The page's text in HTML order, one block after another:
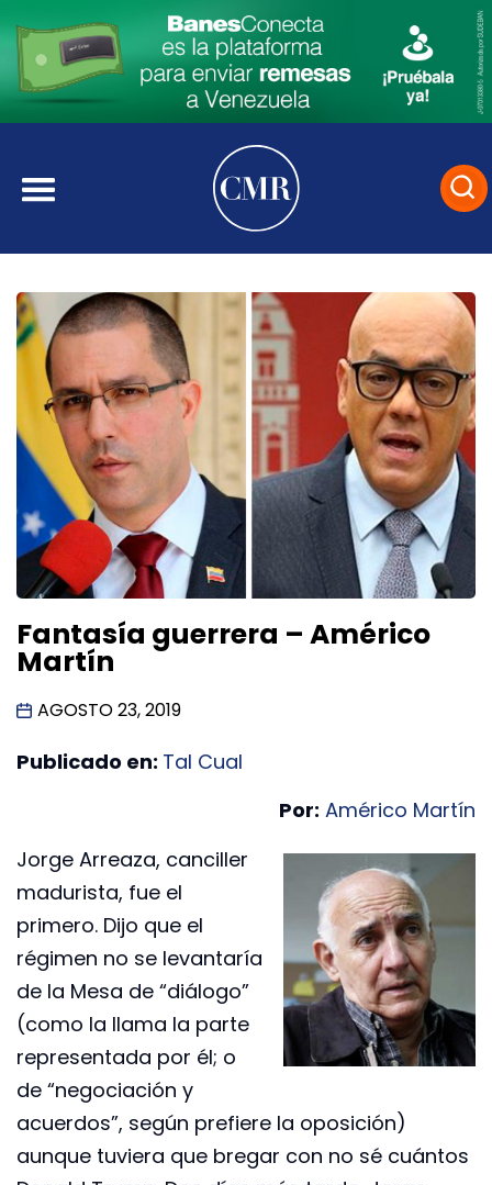
Fantasía guerrera – Américo
Martín
AGOSTO 23, 2019
Publicado en: Tal Cual
Por: Américo Martín
Jorge Arreaza, canciller
madurista, fue el
primero. Dijo que el
régimen no se levantaría
de la Mesa de “diálogo”
(como la llama la parte
representada por él; o
de “negociación y
acuerdos”, según prefiere la oposición)
aunque tuviera que bregar con no sé cuántos